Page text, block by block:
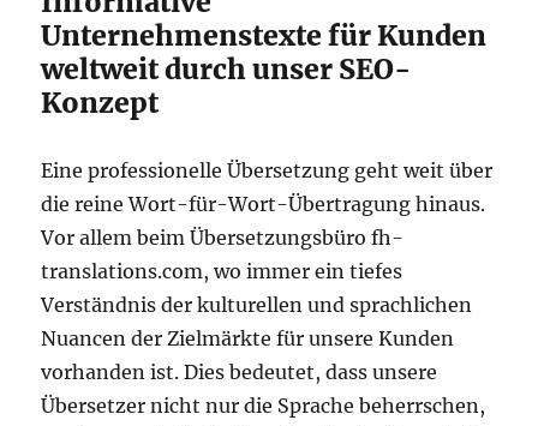
Unternehmenstexte für Kunden
weltweit durch unser SEO-
Konzept
Eine professionelle Übersetzung geht weit über
die reine Wort-für-Wort-Übertragung hinaus.
Vor allem beim Übersetzungsbüro fh-
translations.com, wo immer ein tiefes
Verständnis der kulturellen und sprachlichen
Nuancen der Zielmärkte für unsere Kunden
vorhanden ist. Dies bedeutet, dass unsere
Übersetzer nicht nur die Sprache beherrschen,